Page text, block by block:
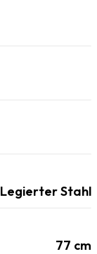
Legierter Stahl
77 cm